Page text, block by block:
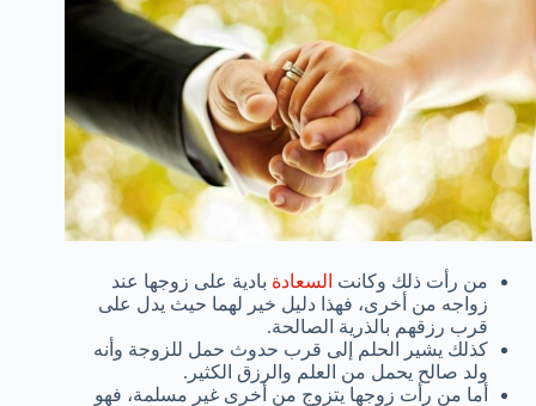
من رأت ذلك وكانت السعادة بادية على زوجها عند
زواجه من أخرى، فهذا دليل خير لهما حيث يدل على
قرب رزقهم بالذرية الصالحة.
كذلك يشير الحلم إلى قرب حدوث حمل للزوجة وأنه
ولد صالح يحمل من العلم والرزق الكثير.
أما من رأت زوجها يتزوج من أخرى غير مسلمة، فهو